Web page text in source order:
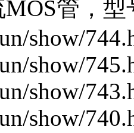
管，
show/
show/
show/
show/